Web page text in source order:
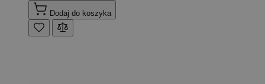
Dodaj do koszyka